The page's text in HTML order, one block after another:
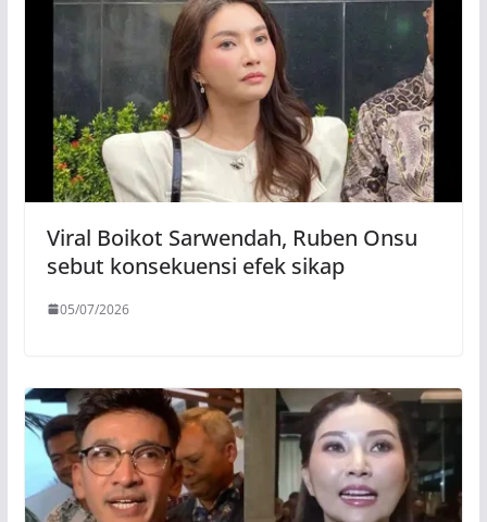
Viral Boikot Sarwendah, Ruben Onsu
sebut konsekuensi efek sikap
05/07/2026